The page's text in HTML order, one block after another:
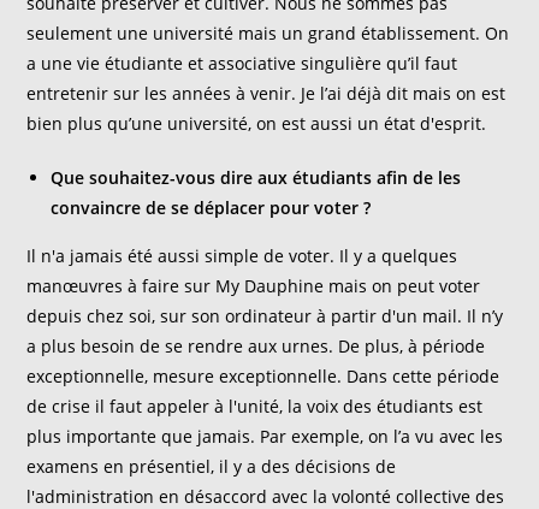
seulement une université mais un grand établissement. On
a une vie étudiante et associative singulière qu’il faut
entretenir sur les années à venir. Je l’ai déjà dit mais on est
bien plus qu’une université, on est aussi un état d'esprit.
Que souhaitez-vous dire aux étudiants afin de les
convaincre de se déplacer pour voter ?
Il n'a jamais été aussi simple de voter. Il y a quelques
manœuvres à faire sur My Dauphine mais on peut voter
depuis chez soi, sur son ordinateur à partir d'un mail. Il n’y
a plus besoin de se rendre aux urnes. De plus, à période
exceptionnelle, mesure exceptionnelle. Dans cette période
de crise il faut appeler à l'unité, la voix des étudiants est
plus importante que jamais. Par exemple, on l’a vu avec les
examens en présentiel, il y a des décisions de
l'administration en désaccord avec la volonté collective des